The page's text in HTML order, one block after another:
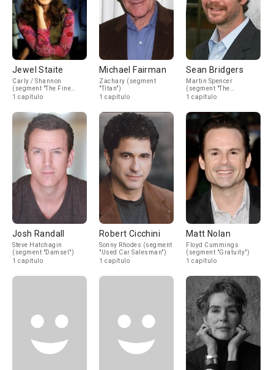
Jewel Staite
Carly / Shannon
(segment "The Fine
Line")
1 capítulo
Michael Fairman
Zachary (segment
"Titan")
1 capítulo
Sean Bridgers
Martin Spencer
(segment "The
Prescription")
1 capítulo
Josh Randall
Steve Hatchagin
(segment "Damsel")
1 capítulo
Robert Cicchini
Sonny Rhodes (segment
"Used Car Salesman")
1 capítulo
Matt Nolan
Floyd Cummings
(segment "Gratuity")
1 capítulo